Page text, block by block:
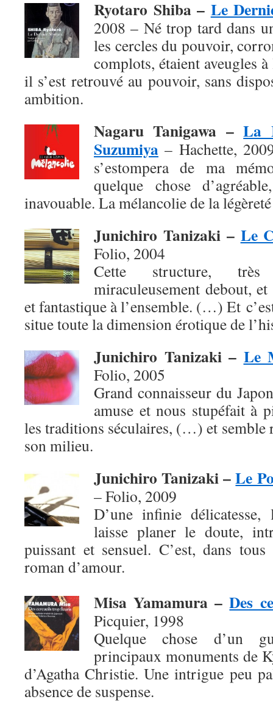
Ryotaro Shiba – Le
2008 – Né trop tard dans
les cercles du pouvoir,
complots, étaient aveugles
il s’est retrouvé au pouvoir, sans
ambition.
Nagaru Tanigawa –La
Suzumiya – Hachette,
s’estompera de ma
quelque chose
inavouable. La mélancolie de la
Junichiro Tanizaki – Le
Folio, 2004
Cette structure, très
miraculeusement debout,
et fantastique à l’ensemble. (…) Et
situe toute la dimension érotique de
Junichiro Tanizaki – Le
Folio, 2005
Grand connaisseur du
amuse et nous stupéfait à
les traditions séculaires, (…) et semble
son milieu.
Junichiro Tanizaki –Le
– Folio, 2009
D’une infinie
laisse planer le doute,
puissant et sensuel. C’est, dans
roman d’amour.
Misa Yamamura –Des
Picquier, 1998
Quelque chose d’un
principaux monuments de
d’Agatha Christie. Une intrigue peu
absence de suspense.